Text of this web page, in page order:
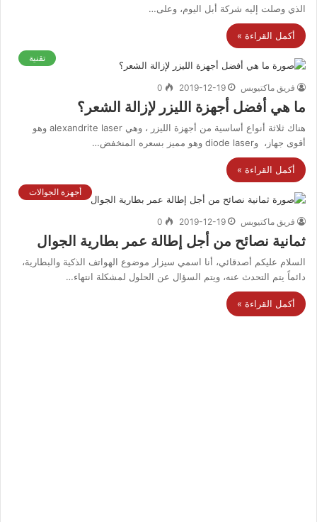
الذي وصلت إليه شركة أبل اليوم، وعلى…
أكمل القراءة »
تقنية
فريق ماكتيوبس 2019-12-19
0
ما هي أفضل أجهزة الليزر لإزالة الشعر؟
هناك ثلاثة أنواع أساسية من أجهزة الليزر ، وهي alexandrite laser وهو
أقوى جهاز، وdiode laser وهو مميز بسعره المنخفض…
أكمل القراءة »
أجهزة الجوالات
فريق ماكتيوبس 2019-12-19
0
ثمانية نصائح من أجل إطالة عمر بطارية الجوال
السلام عليكم أصدقائي، أنا اسمي سيزار موضوع الهواتف الذكية والبطارية،
دائماً يتم التحدث عنه، ويتم السؤال عن الحلول لمشكلة انتهاء…
أكمل القراءة »